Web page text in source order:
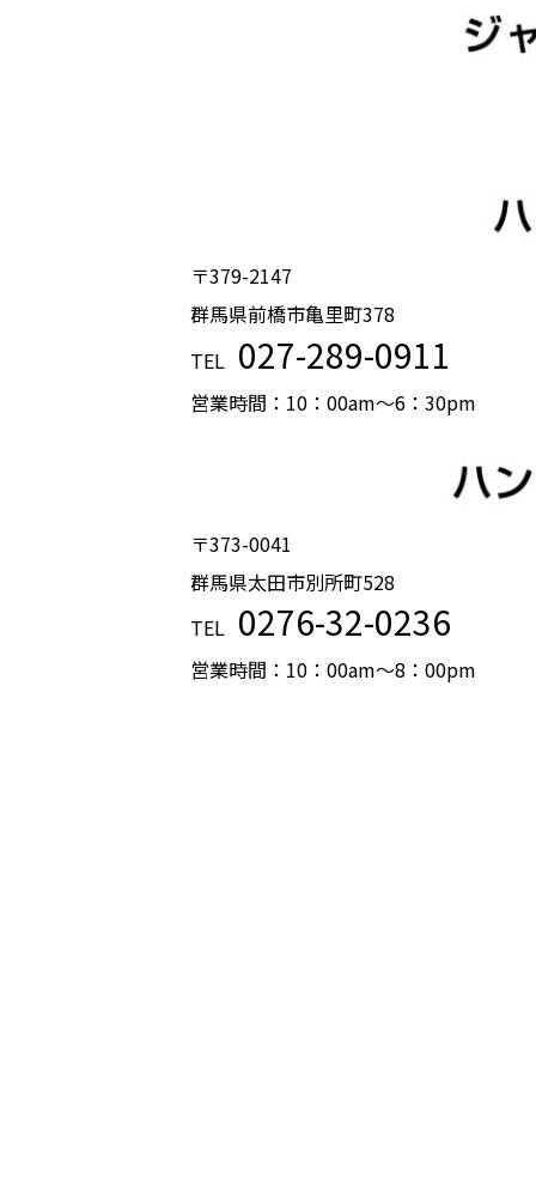
〒379-2147
群馬県前橋市亀里町378
TEL 027-289-0911
営業時間：10：00am〜6：30pm
〒373-0041
群馬県太田市別所町528
TEL 0276-32-0236
営業時間：10：00am〜8：00pm